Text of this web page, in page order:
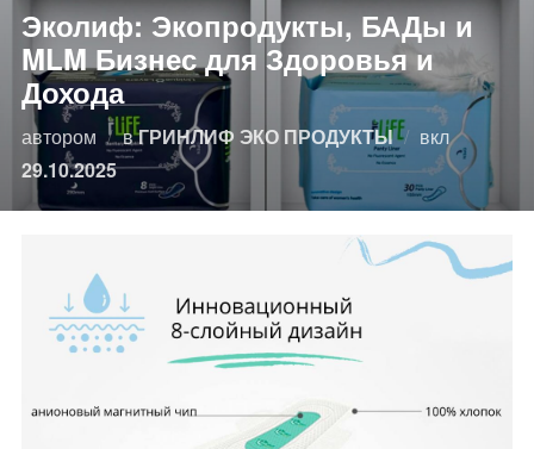
Эколиф: Экопродукты, БАДы и
MLM Бизнес для Здоровья и
Дохода
автором вГРИНЛИФ ЭКО ПРОДУКТЫ вкл
29.10.2025